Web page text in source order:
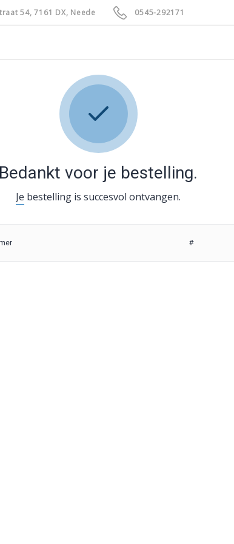
54, 7161 DX, Neede 0545-292171
Bedankt voor je bestelling.
Je bestelling is succesvol ontvangen.
#